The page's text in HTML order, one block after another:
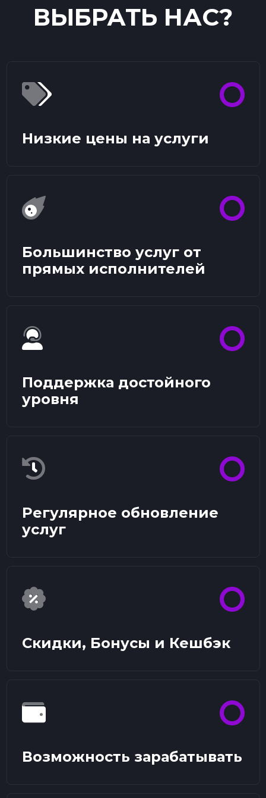
ВЫБРАТЬ НАС?
Низкие цены на услуги
Большинство услуг от
прямых исполнителей
Поддержка достойного
уровня
Регулярное обновление
услуг
Скидки, Бонусы и Кешбэк
Возможность зарабатывать